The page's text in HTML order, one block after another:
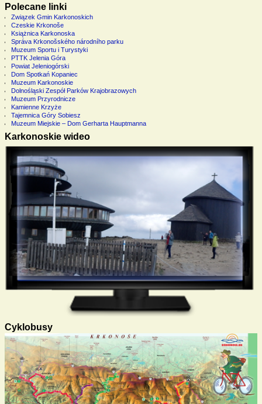
Polecane linki
Związek Gmin Karkonoskich
Czeskie Krkonoše
Książnica Karkonoska
Správa Krkonošského národního parku
Muzeum Sportu i Turystyki
PTTK Jelenia Góra
Powiat Jeleniogórski
Dom Spotkań Kopaniec
Muzeum Karkonoskie
Dolnośląski Zespół Parków Krajobrazowych
Muzeum Przyrodnicze
Kamienne Krzyże
Tajemnica Góry Sobiesz
Muzeum Miejskie – Dom Gerharta Hauptmanna
Karkonoskie wideo
Cyklobusy